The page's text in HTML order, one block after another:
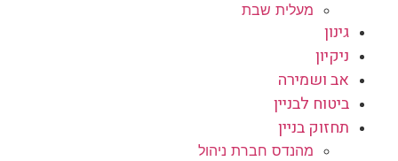
מעלית שבת
גינון
ניקיון
אב ושמירה
ביטוח לבניין
תחזוק בניין
מהנדס חברת ניהול